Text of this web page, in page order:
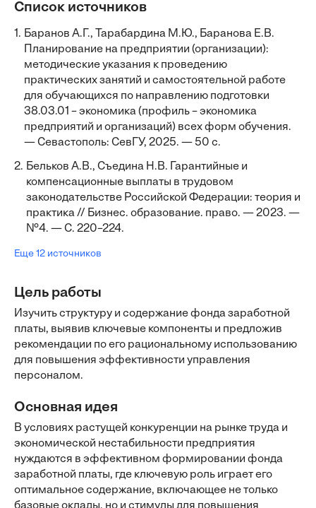
Список источников
1. Баранов А.Г., Тарабардина М.Ю., Баранова Е.В.
Планирование на предприятии (организации):
методические указания к проведению
практических занятий и самостоятельной работе
для обучающихся по направлению подготовки
38.03.01 – экономика (профиль – экономика
предприятий и организаций) всех форм обучения.
— Севастополь: СевГУ, 2025. — 50 с.
2. Бельков А.В., Съедина Н.В. Гарантийные и
компенсационные выплаты в трудовом
законодательстве Российской Федерации: теория и
практика // Бизнес. образование. право. — 2023. —
№4. — С. 220–224.
Еще 12 источников
Цель работы
Изучить структуру и содержание фонда заработной
платы, выявив ключевые компоненты и предложив
рекомендации по его рациональному использованию
для повышения эффективности управления
персоналом.
Основная идея
В условиях растущей конкуренции на рынке труда и
экономической нестабильности предприятия
нуждаются в эффективном формировании фонда
заработной платы, где ключевую роль играет его
оптимальное содержание, включающее не только